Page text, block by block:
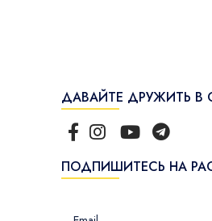
ДАВАЙТЕ ДРУЖИТЬ В
ПОДПИШИТЕСЬ НА